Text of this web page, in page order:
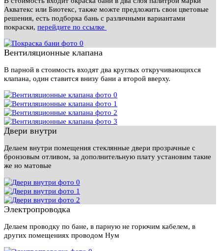
Акватекс или Биотекс, также можте предложить свои цветовые
решения, есть подборка бань с различными вариантами
покраски, перейдите по ссылке
Вентиляционные клапана
В парной в стоимость входят два круглых откручивающихся
клапана, один ставится внизу бани а второй вверху.
Двери внутри
Делаем внутри помещения стеклянные двери прозрачные с
бронзовым отливом, за дополнительную плату установим такие
же но матовые
Электропроводка
Делаем проводку по бане, в парную не горючим кабелем, в
других помещениях проводом Нум